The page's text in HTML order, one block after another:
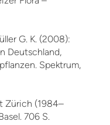
G. K. (2008):
Deutschland,
Spektrum,
Zürich (1984–
706 S.